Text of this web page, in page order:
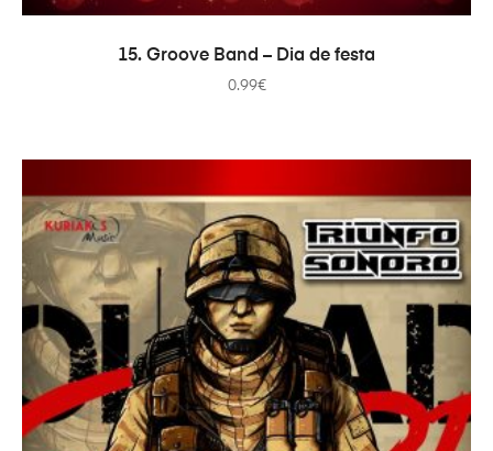
ADICIONAR
15. Groove Band – Dia de festa
0.99€